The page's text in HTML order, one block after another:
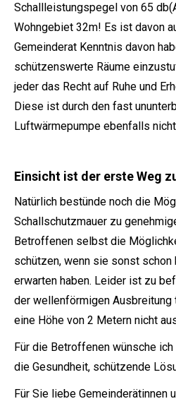
Schallleistungspegel von 65
Wohngebiet 32m! Es ist davon
Gemeinderat Kenntnis davon
schützenswerte Räume
jeder das Recht auf Ruhe und
Diese ist durch den fast
Luftwärmepumpe ebenfalls
Einsicht ist der erste Weg
Natürlich bestünde noch die
Schallschutzmauer zu
Betroffenen selbst die
schützen, wenn sie sonst
erwarten haben. Leider ist zu
der wellenförmigen Ausbreitung
eine Höhe von 2 Metern nicht
Für die Betroffenen wünsche
die Gesundheit, schützende
Für Sie liebe Gemeinderätinnen